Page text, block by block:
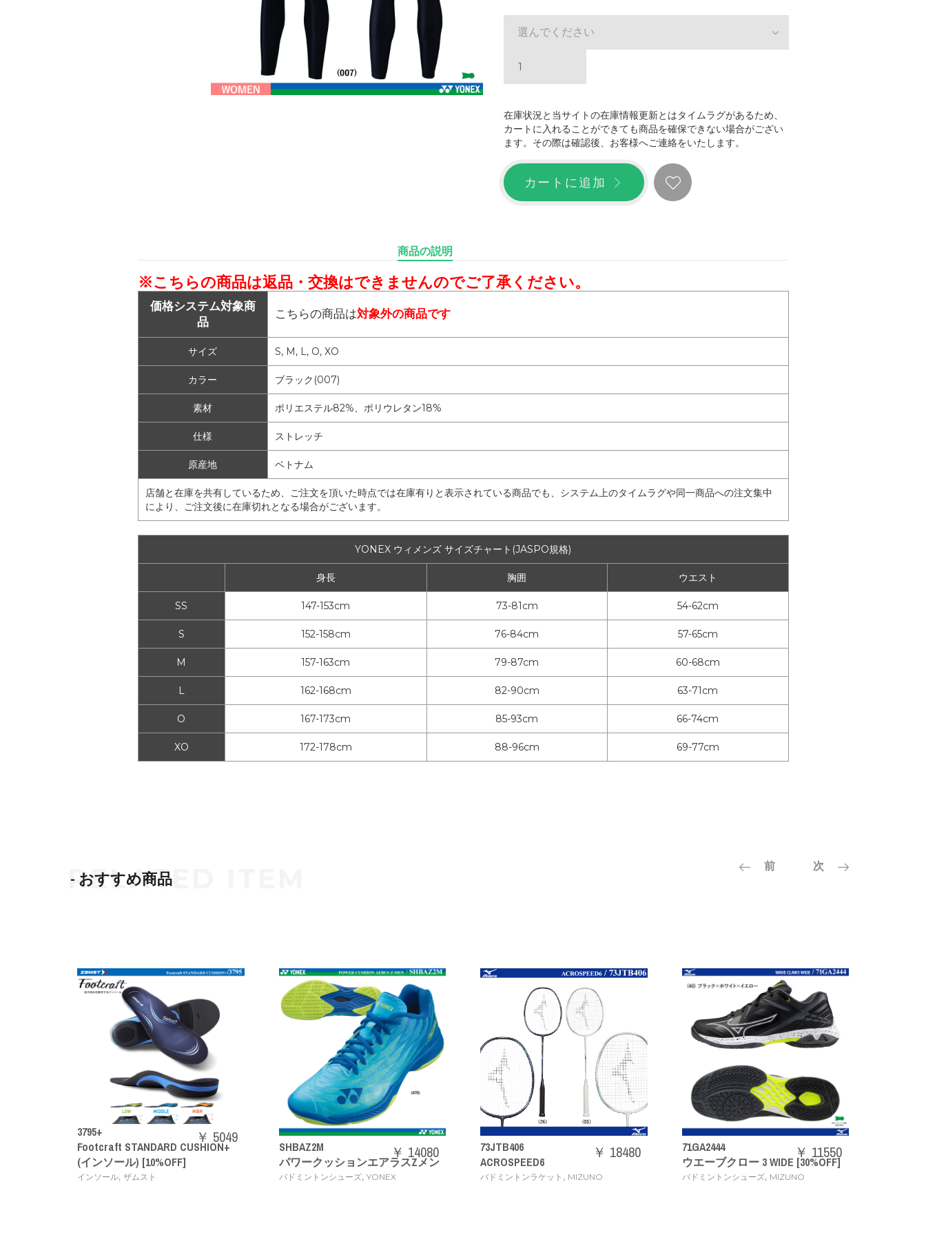
選んでください
在庫状況と当サイトの在庫情報更新とはタイムラグがあるため、
カートに入れることができても商品を確保できない場合がござい
ます。その際は確認後、お客様へご連絡をいたします。
カートに追加
商品の説明
※こちらの商品は返品・交換はできませんのでご了承ください。
価格システム対象商
品
こちらの商品は対象外の商品です
サイズ S, M, L, O, XO
カラー ブラック(007)
素材 ポリエステル82%、ポリウレタン18%
仕様 ストレッチ
原産地 ベトナム
店舗と在庫を共有しているため、ご注文を頂いた時点では在庫有りと表示されている商品でも、システム上のタイムラグや同一商品への注文集中
により、ご注文後に在庫切れとなる場合がございます。
YONEX ウィメンズ サイズチャート(JASPO規格)
身長 胸囲 ウエスト
SS 147-153cm 73-81cm 54-62cm
S 152-158cm 76-84cm 57-65cm
M 157-163cm 79-87cm 60-68cm
L 162-168cm 82-90cm 63-71cm
O 167-173cm 85-93cm 66-74cm
XO 172-178cm 88-96cm 69-77cm
- おすすめ商品
前 次
STANDARD CUSHION+
￥ 5049
SHBAZ2M
パワークッションエアラスZメン
YONEX
￥ 14080
73JTB406
ACROSPEED6
バドミントンラケット MIZUNO
￥ 18480
71GA2444
ウエーブクロー 3 WIDE [30%OFF]
バドミントンシューズ MIZUNO
￥ 11550
73JTB403
ACROSPEED3
バドミントンラケット